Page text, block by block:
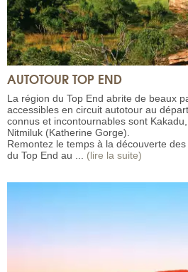
AUTOTOUR TOP END
La région du Top End abrite de beaux
accessibles en circuit autotour au
connus et incontournables sont
Nitmiluk (Katherine Gorge).
Remontez le temps à la découverte
du Top End au ... (lire la suite)